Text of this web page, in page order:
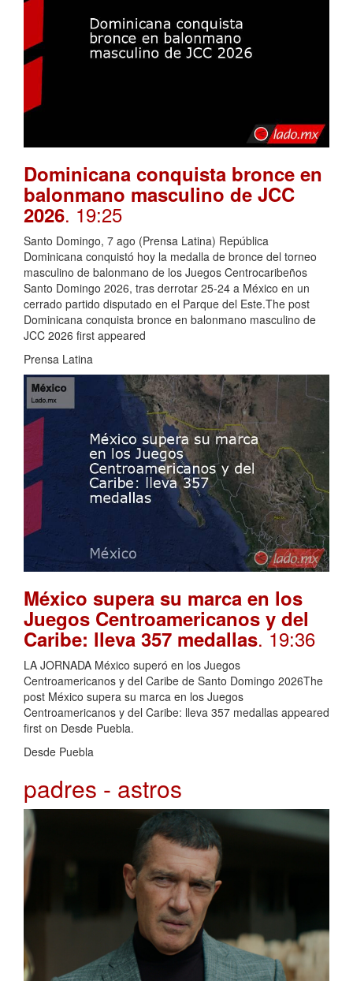
Dominicana conquista bronce en
balonmano masculino de JCC
2026. 19:25
Santo Domingo, 7 ago (Prensa Latina) República
Dominicana conquistó hoy la medalla de bronce del torneo
masculino de balonmano de los Juegos Centrocaribeños
Santo Domingo 2026, tras derrotar 25-24 a México en un
cerrado partido disputado en el Parque del Este.The post
Dominicana conquista bronce en balonmano masculino de
JCC 2026 first appeared
Prensa Latina
México supera su marca en los
Juegos Centroamericanos y del
Caribe: lleva 357 medallas. 19:36
LA JORNADA México superó en los Juegos
Centroamericanos y del Caribe de Santo Domingo 2026The
post México supera su marca en los Juegos
Centroamericanos y del Caribe: lleva 357 medallas appeared
first on Desde Puebla.
Desde Puebla
padres - astros